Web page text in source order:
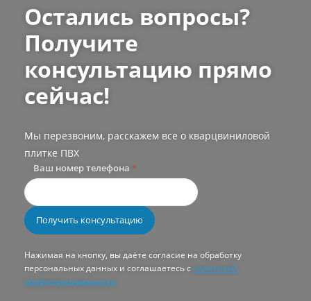
Остались вопросы?
Получите
консультацию прямо
сейчас!
Мы перезвоним, расскажем все о кварцвиниловой
плитке ПВХ
Ваш номер телефона *
Нажимая на кнопку, вы даёте согласие на обработку
персональных данных и соглашаетесь с политикой
конфиденциальности